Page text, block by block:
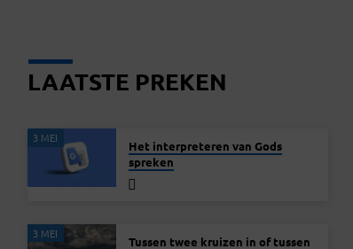
LAATSTE PREKEN
3 MEI
Het interpreteren van Gods
spreken
3 MEI
Tussen twee kruizen in of tussen